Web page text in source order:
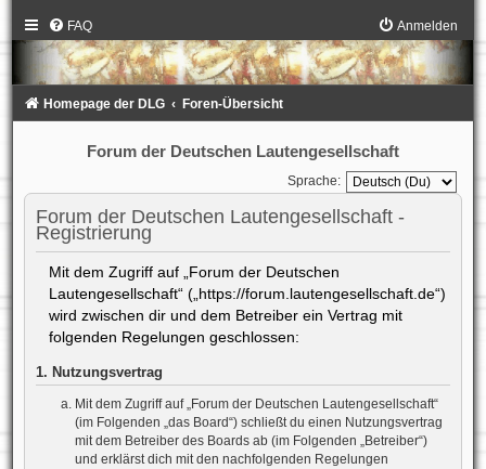
FAQ Anmelden
Homepage der DLG Foren-Übersicht
Forum der Deutschen Lautengesellschaft
Sprache:
Forum der Deutschen Lautengesellschaft -
Registrierung
Mit dem Zugriff auf „Forum der Deutschen
Lautengesellschaft“ („https://forum.lautengesellschaft.de“)
wird zwischen dir und dem Betreiber ein Vertrag mit
folgenden Regelungen geschlossen:
1. Nutzungsvertrag
Mit dem Zugriff auf „Forum der Deutschen Lautengesellschaft“
(im Folgenden „das Board“) schließt du einen Nutzungsvertrag
mit dem Betreiber des Boards ab (im Folgenden „Betreiber“)
und erklärst dich mit den nachfolgenden Regelungen